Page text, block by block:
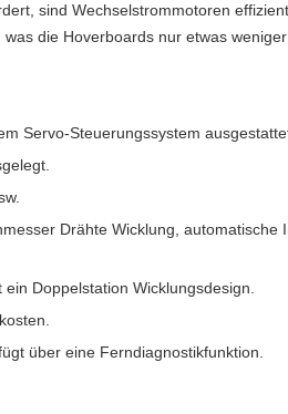
sind Wechselstrommotoren
die Hoverboards nur etwas
Servo-Steuerungssystem
Drähte Wicklung,
Doppelstation Wicklungsdesign.
über eine Ferndiagnostikfunktion.